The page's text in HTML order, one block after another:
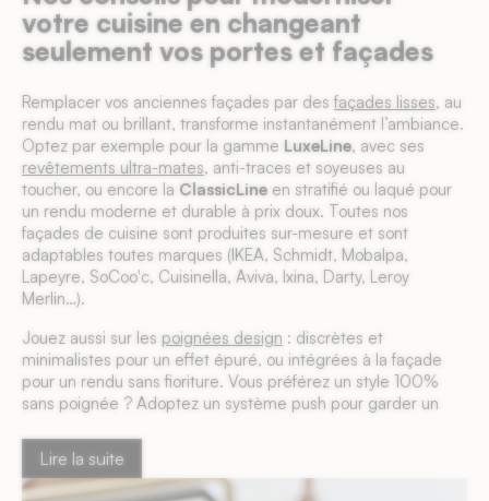
6 avis
votre cuisine en changeant
seulement vos portes et façades
Remplacer vos anciennes façades par des façades lisses, au
rendu mat ou brillant, transforme instantanément l’ambiance.
Optez par exemple pour la gamme LuxeLine, avec ses
revêtements ultra-mates, anti-traces et soyeuses au
toucher, ou encore la ClassicLine en stratifié ou laqué pour
un rendu moderne et durable à prix doux. Toutes nos
façades de cuisine sont produites sur-mesure et sont
adaptables toutes marques (IKEA, Schmidt, Mobalpa,
Lapeyre, SoCoo'c, Cuisinella, Aviva, Ixina, Darty, Leroy
Merlin…).
Jouez aussi sur les poignées design : discrètes et
minimalistes pour un effet épuré, ou intégrées à la façade
pour un rendu sans fioriture. Vous préférez un style 100%
sans poignée ? Adoptez un système push pour garder un
Lire la suite